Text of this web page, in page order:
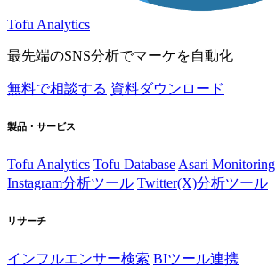
Tofu Analytics
最先端のSNS分析でマーケを自動化
無料で相談する 資料ダウンロード
製品・サービス
Tofu Analytics Tofu Database Asari Monitoring
Instagram分析ツール Twitter(X)分析ツール
リサーチ
インフルエンサー検索 BIツール連携